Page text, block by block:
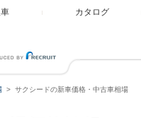
カタログ
サクシードの新車価格・中古車相場